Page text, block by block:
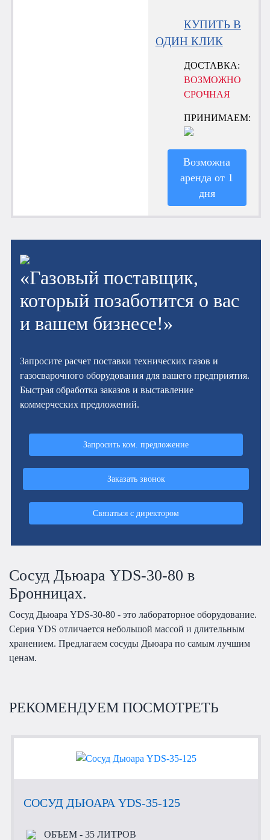
КУПИТЬ В
ОДИН КЛИК
ДОСТАВКА:
ВОЗМОЖНО
СРОЧНАЯ
ПРИНИМАЕМ:
Возможна
аренда от 1
дня
«Газовый поставщик,
который позаботится о вас
и вашем бизнесе!»
Запросите расчет поставки технических газов и
газосварочного оборудования для вашего предприятия.
Быстрая обработка заказов и выставление
коммерческих предложений.
Запросить ком. предложение
Заказать звонок
Связаться с директором
Сосуд Дьюара YDS-30-80 в
Бронницах.
Сосуд Дьюара YDS-30-80 - это лабораторное оборудование.
Серия YDS отличается небольшой массой и длительным
хранением. Предлагаем сосуды Дьюара по самым лучшим
ценам.
РЕКОМЕНДУЕМ ПОСМОТРЕТЬ
СОСУД ДЬЮАРА YDS-35-125
ОБЪЕМ- 35 ЛИТРОВ